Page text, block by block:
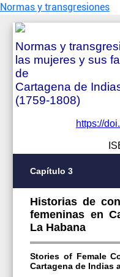
Normas y transgresiones